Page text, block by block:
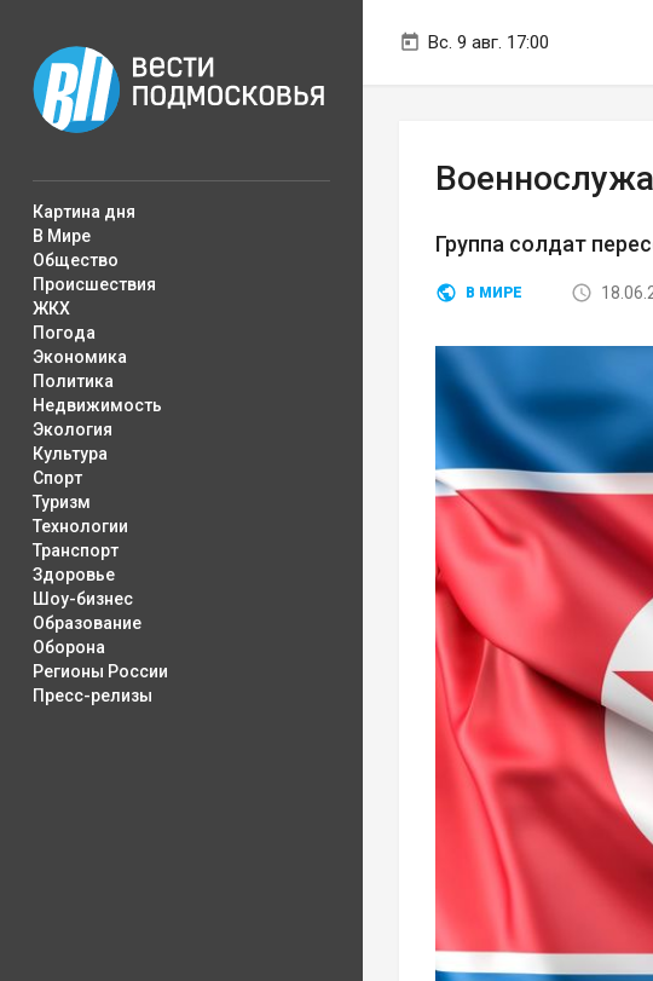
Вс. 9 авг. 17:00
Картина дня
В Мире
Общество
Происшествия
ЖКХ
Погода
Экономика
Политика
Недвижимость
Экология
Культура
Спорт
Туризм
Технологии
Транспорт
Здоровье
Шоу-бизнес
Образование
Оборона
Регионы России
Пресс-релизы
Группа солдат
В МИРЕ